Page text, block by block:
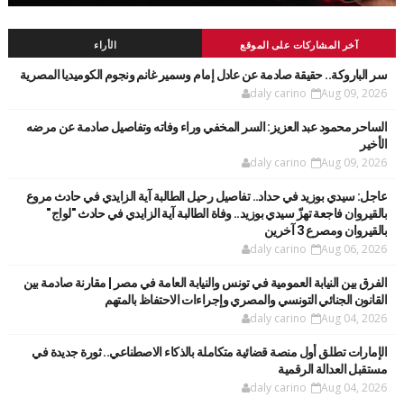
آخر المشاركات على الموقع الأراء
سر الباروكة.. حقيقة صادمة عن عادل إمام وسمير غانم ونجوم الكوميديا المصرية
daly carino Aug 09, 2026
الساحر محمود عبد العزيز: السر المخفي وراء وفاته وتفاصيل صادمة عن مرضه
الأخير
daly carino Aug 09, 2026
عاجل: سيدي بوزيد في حداد.. تفاصيل رحيل الطالبة آية الزايدي في حادث مروع
بالقيروان فاجعة تهزّ سيدي بوزيد.. وفاة الطالبة آية الزايدي في حادث "لواج"
بالقيروان ومصرع 3 آخرين
daly carino Aug 06, 2026
الفرق بين النيابة العمومية في تونس والنيابة العامة في مصر | مقارنة صادمة بين
القانون الجنائي التونسي والمصري وإجراءات الاحتفاظ بالمتهم
daly carino Aug 04, 2026
الإمارات تطلق أول منصة قضائية متكاملة بالذكاء الاصطناعي.. ثورة جديدة في
مستقبل العدالة الرقمية
daly carino Aug 04, 2026